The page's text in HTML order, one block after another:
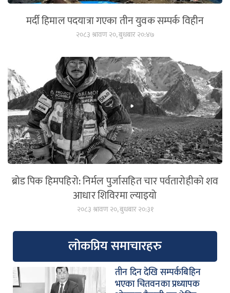
मर्दी हिमाल पदयात्रा गएका तीन युवक सम्पर्क विहीन
२०८३ श्रावण २०, बुधबार २०:४७
ब्रोड पिक हिमपहिरो: निर्मल पुर्जासहित चार पर्वतारोहीको शव
आधार शिविरमा ल्याइयो
२०८३ श्रावण २०, बुधबार २०:३१
लोकप्रिय समाचारहरु
तीन दिन देखि सम्पर्कबिहिन
भएका चितवनका प्रध्यापक